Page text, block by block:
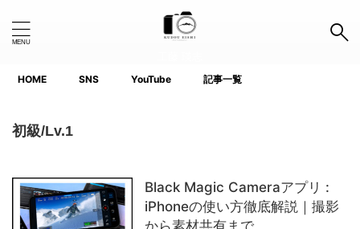
1.0インチ以下 APS-C Canon Fujifilm GoPro
HOME SNS YouTube 記事一覧
初級/Lv.1
Black Magic Cameraアプリ :
iPhoneの使い方徹底解説｜撮影
から素材共有まで